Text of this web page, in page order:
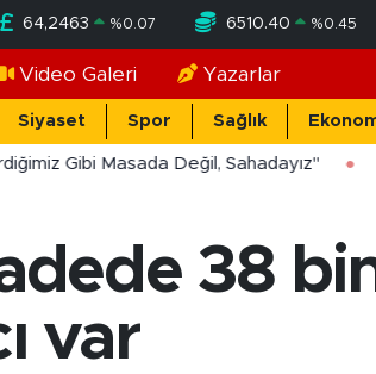
64,2463 %0.07 6510.40 %0.45
Video Galeri Yazarlar
Siyaset Spor Sağlık
Gibi Masada Değil, Sahadayız"
38
var